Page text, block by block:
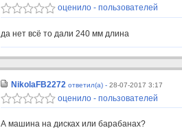
оценило - пользователей
да нет всё то дали 240 мм длина
NikolaFB2272 ответил(а) - 28-07-2017 3:17
оценило - пользователей
А машина на дисках или барабанах?